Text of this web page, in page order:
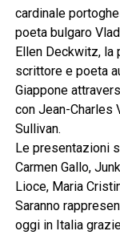
cardinale
poeta bulgaro
Ellen Deckwitz,
scrittore e poeta
Giappone
con Jean-Charles
Sullivan.
Le presentazioni
Carmen Gallo,
Lioce, Maria
Saranno
oggi in Italia